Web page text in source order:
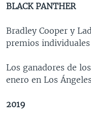
BLACK PANTHER
Bradley Cooper y
premios
Los ganadores de
enero en Los
2019